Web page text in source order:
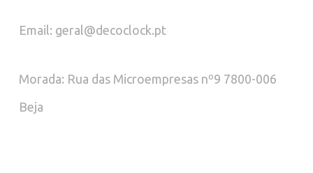
Email: geral@decoclock.pt
Morada: Rua das Microempresas nº9 7800-006
Beja